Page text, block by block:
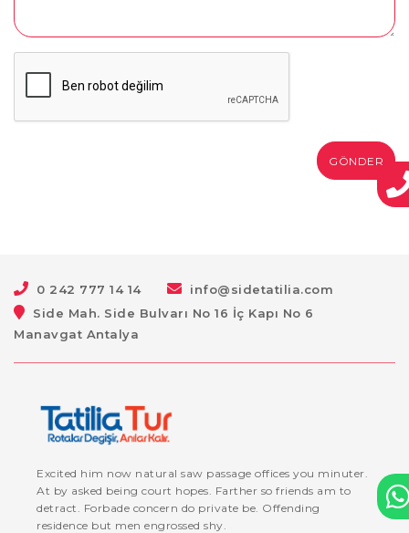
GÖNDER
0 242 777 14 14
info@sidetatilia.com
Side Mah. Side Bulvarı No 16 İç Kapı No 6
Manavgat Antalya
Excited him now natural saw passage offices you minuter.
At by asked being court hopes. Farther so friends am to
detract. Forbade concern do private be. Offending
residence but men engrossed shy.